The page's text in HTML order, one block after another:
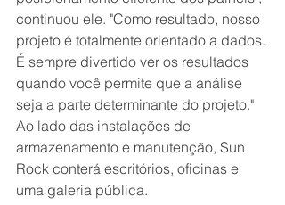
continuou ele. "Como resultado, nosso
projeto é totalmente orientado a dados.
É sempre divertido ver os resultados
quando você permite que a análise
seja a parte determinante do projeto."
Ao lado das instalações de
armazenamento e manutenção, Sun
Rock conterá escritórios, oficinas e
uma galeria pública.